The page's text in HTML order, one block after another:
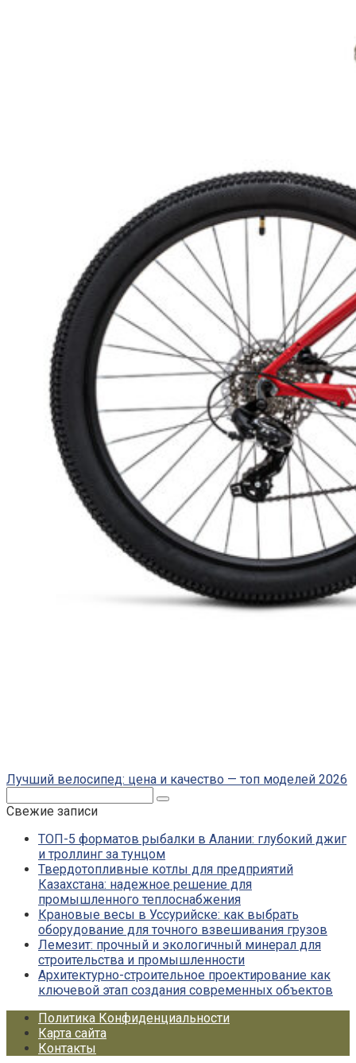
Лучший велосипед: цена и качество — топ моделей 2026
Свежие записи
ТОП-5 форматов рыбалки в Алании: глубокий джиг
и троллинг за тунцом
Твердотопливные котлы для предприятий
Казахстана: надежное решение для
промышленного теплоснабжения
Крановые весы в Уссурийске: как выбрать
оборудование для точного взвешивания грузов
Лемезит: прочный и экологичный минерал для
строительства и промышленности
Архитектурно-строительное проектирование как
ключевой этап создания современных объектов
Политика Конфиденциальности
Карта сайта
Контакты